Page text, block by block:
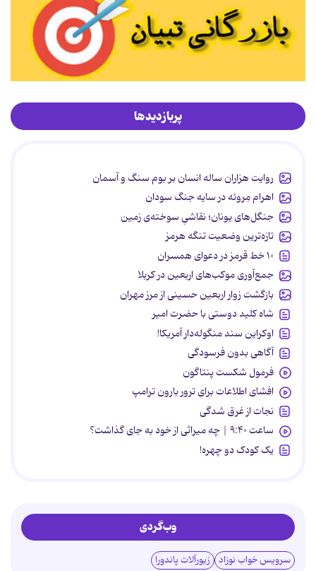
پربازدیدها
روایت هزاران ساله انسان بر بوم سنگ و آسمان
اهرام مِروئه در سایه جنگ سودان
جنگل‌های یونان؛ نقاشیِ سوخته‌ی زمین
تازه‌ترین وضعیت تنگه هرمز
۱۰ خط قرمز در دعوای همسران
جمع‌آوری موکب‌های اربعین در کربلا
بازگشت زوار اربعین حسینی از مرز مهران
شاه کلید دوستی با حضرت امیر
اوکراین سند منگوله‌دار آمریکا!
آگاهی بدون فرسودگی
فرمول شکست پنتاگون
افشای اطلاعات برای ترور بارون ترامپ
نجات از غرق شدگی
ساعت ۹:۴۰ | چه میراثی از خود به جای گذاشت؟
یک کودک دو چهره!
وب‌گردی
سرویس خواب نوزاد زیورآلات پاندورا